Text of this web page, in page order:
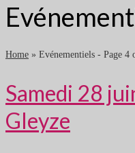
Home » Evénementiels - Page 4
Samedi 28
Gleyze